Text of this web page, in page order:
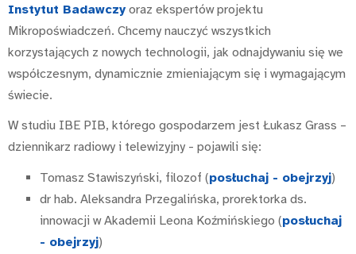
Instytut Badawczy oraz ekspertów projektu
Mikropoświadczeń. Chcemy nauczyć wszystkich
korzystających z nowych technologii, jak odnajdywaniu się we
współczesnym, dynamicznie zmieniającym się i wymagającym
świecie.
W studiu IBE PIB, którego gospodarzem jest Łukasz Grass –
dziennikarz radiowy i telewizyjny - pojawili się:
Tomasz Stawiszyński, filozof (posłuchaj - obejrzyj)
dr hab. Aleksandra Przegalińska, prorektorka ds.
innowacji w Akademii Leona Koźmińskiego (posłuchaj
- obejrzyj)